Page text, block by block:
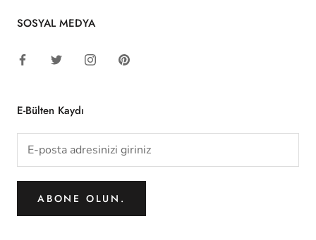
SOSYAL MEDYA
E-Bülten Kaydı
ABONE OLUN.